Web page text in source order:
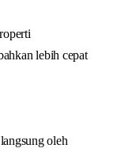
lebih cepat
oleh